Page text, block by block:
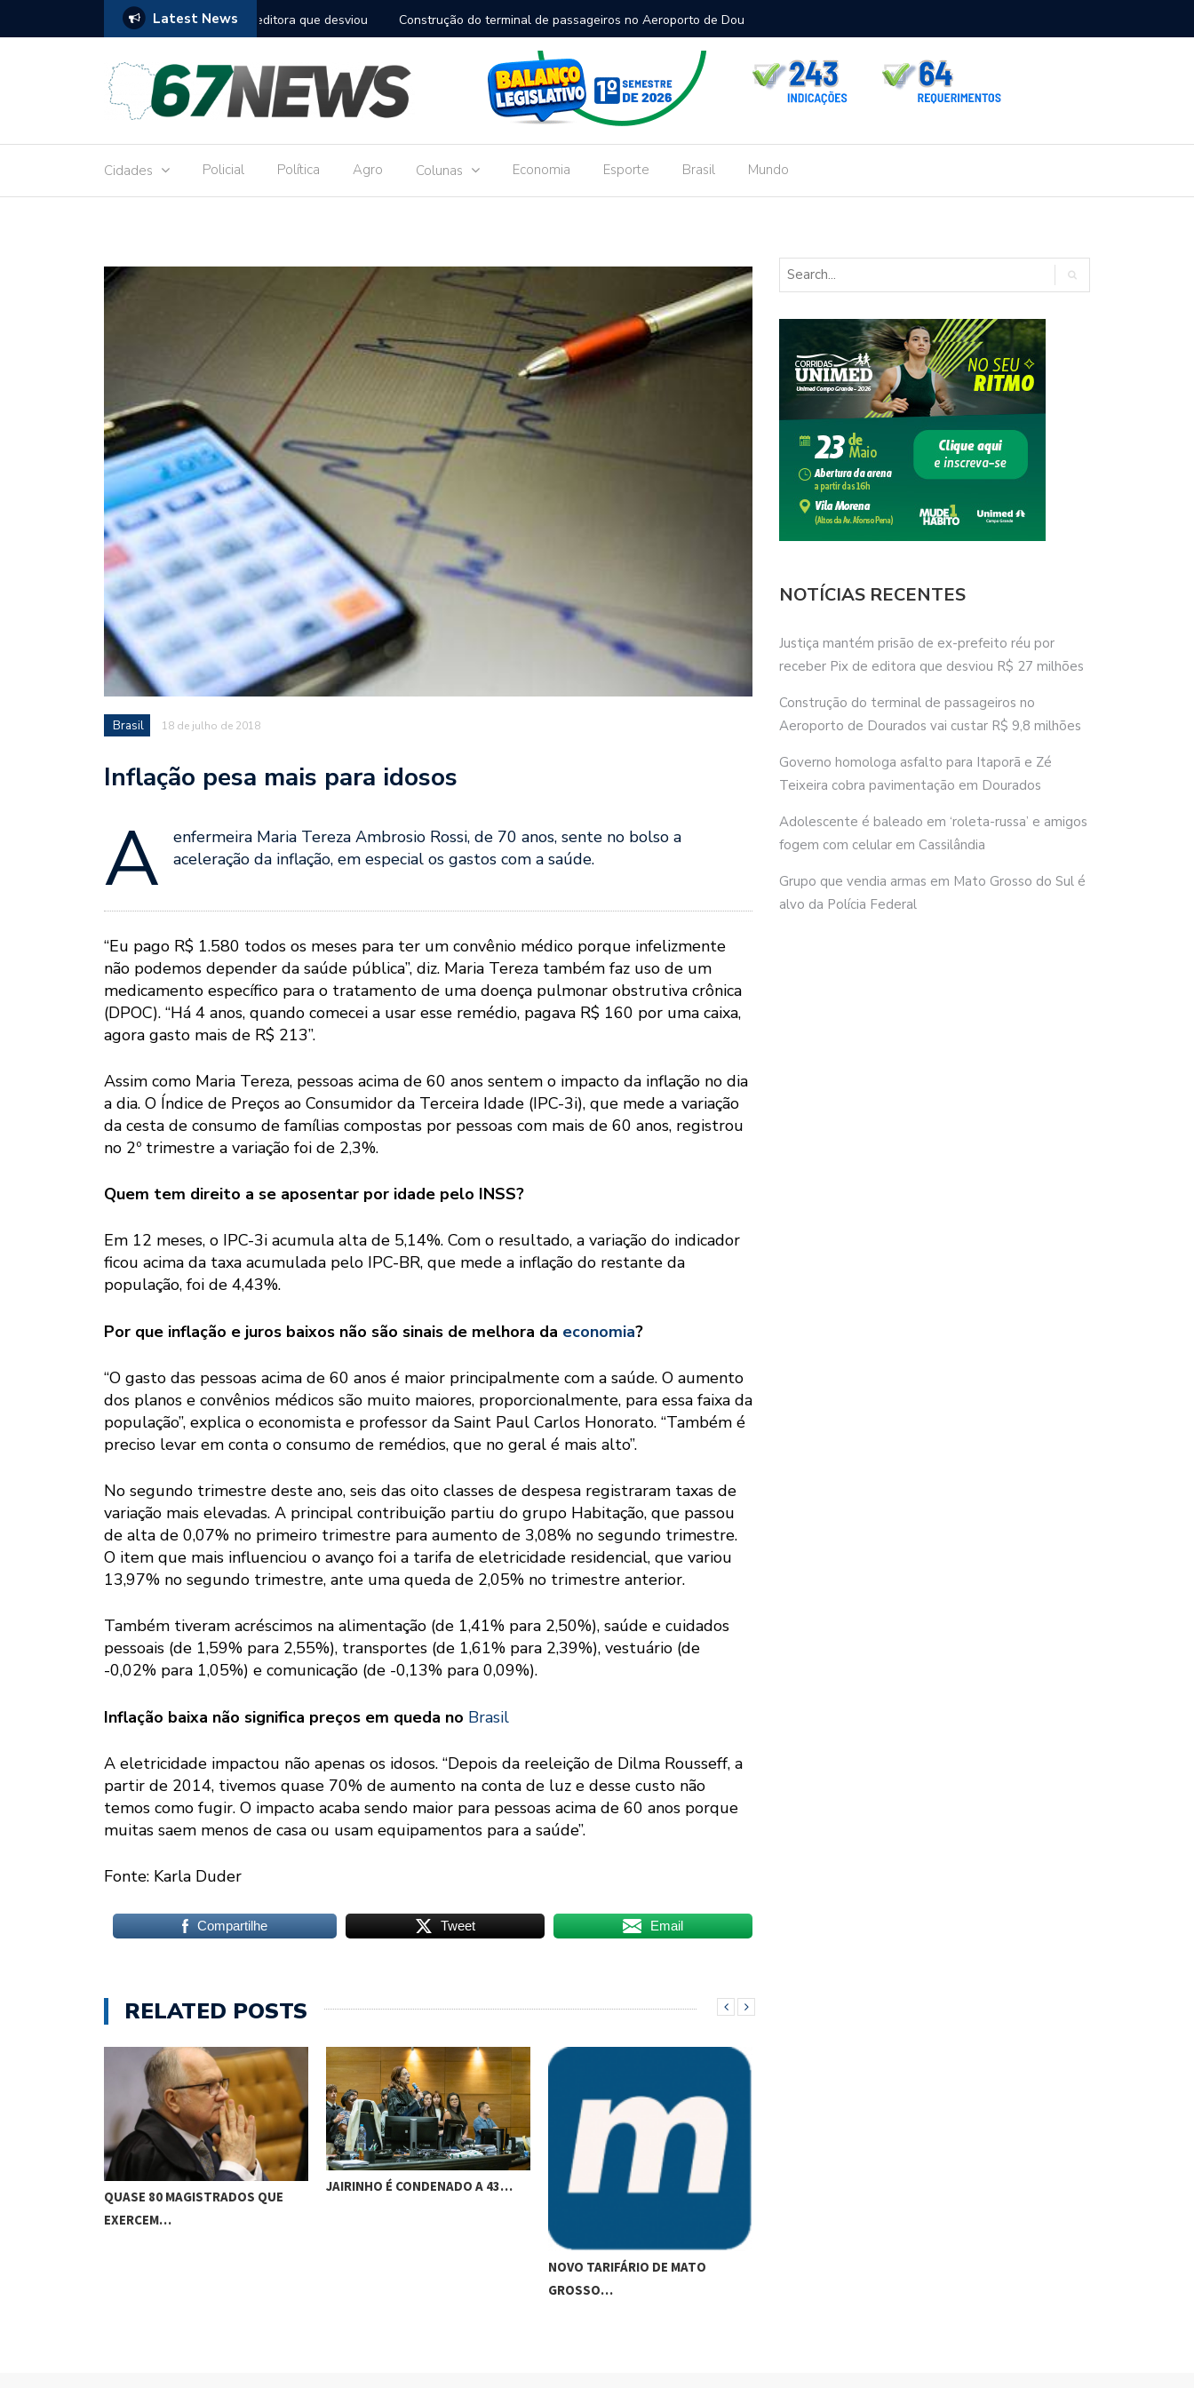
Latest News
réu por receber Pix de editora que desviou
Construção do terminal de passageiros no Aeroporto de Dourados vai custar R$
9,8 milhões
Dourados
Cidades Policial Política Agro Colunas Economia Esporte Brasil Mundo
Brasil 18 de julho de 2018
Inflação pesa mais para idosos
A
enfermeira Maria Tereza Ambrosio Rossi, de 70 anos, sente no bolso a
aceleração da inflação, em especial os gastos com a saúde.
“Eu pago R$ 1.580 todos os meses para ter um convênio médico porque infelizmente
não podemos depender da saúde pública”, diz. Maria Tereza também faz uso de um
medicamento específico para o tratamento de uma doença pulmonar obstrutiva crônica
(DPOC). “Há 4 anos, quando comecei a usar esse remédio, pagava R$ 160 por uma caixa,
agora gasto mais de R$ 213”.
Assim como Maria Tereza, pessoas acima de 60 anos sentem o impacto da inflação no dia
a dia. O Índice de Preços ao Consumidor da Terceira Idade (IPC-3i), que mede a variação
da cesta de consumo de famílias compostas por pessoas com mais de 60 anos, registrou
no 2º trimestre a variação foi de 2,3%.
Quem tem direito a se aposentar por idade pelo INSS?
Em 12 meses, o IPC-3i acumula alta de 5,14%. Com o resultado, a variação do indicador
ficou acima da taxa acumulada pelo IPC-BR, que mede a inflação do restante da
população, foi de 4,43%.
Por que inflação e juros baixos não são sinais de melhora da economia?
“O gasto das pessoas acima de 60 anos é maior principalmente com a saúde. O aumento
dos planos e convênios médicos são muito maiores, proporcionalmente, para essa faixa da
população”, explica o economista e professor da Saint Paul Carlos Honorato. “Também é
preciso levar em conta o consumo de remédios, que no geral é mais alto”.
No segundo trimestre deste ano, seis das oito classes de despesa registraram taxas de
variação mais elevadas. A principal contribuição partiu do grupo Habitação, que passou
de alta de 0,07% no primeiro trimestre para aumento de 3,08% no segundo trimestre.
O item que mais influenciou o avanço foi a tarifa de eletricidade residencial, que variou
13,97% no segundo trimestre, ante uma queda de 2,05% no trimestre anterior.
Também tiveram acréscimos na alimentação (de 1,41% para 2,50%), saúde e cuidados
pessoais (de 1,59% para 2,55%), transportes (de 1,61% para 2,39%), vestuário (de
-0,02% para 1,05%) e comunicação (de -0,13% para 0,09%).
Inflação baixa não significa preços em queda no Brasil
A eletricidade impactou não apenas os idosos. “Depois da reeleição de Dilma Rousseff, a
partir de 2014, tivemos quase 70% de aumento na conta de luz e desse custo não
temos como fugir. O impacto acaba sendo maior para pessoas acima de 60 anos porque
muitas saem menos de casa ou usam equipamentos para a saúde”.
Fonte: Karla Duder
Compartilhe Tweet Email
RELATED POSTS
QUASE 80 MAGISTRADOS QUE
EXERCEM…
JAIRINHO É CONDENADO A 43…
NOVO TARIFÁRIO DE MATO
GROSSO…
NOTÍCIAS RECENTES
Justiça mantém prisão de ex-prefeito réu por
receber Pix de editora que desviou R$ 27 milhões
Construção do terminal de passageiros no
Aeroporto de Dourados vai custar R$ 9,8 milhões
Governo homologa asfalto para Itaporã e Zé
Teixeira cobra pavimentação em Dourados
Adolescente é baleado em ‘roleta-russa’ e amigos
fogem com celular em Cassilândia
Grupo que vendia armas em Mato Grosso do Sul é
alvo da Polícia Federal